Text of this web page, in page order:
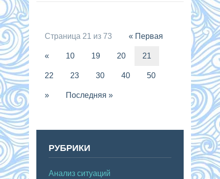
Страница 21 из 73 « Первая
« 10 19 20 21
22 23 30 40 50
» Последняя »
РУБРИКИ
Анализ ситуаций